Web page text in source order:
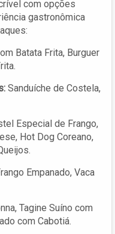
com opções
gastronômica
Batata Frita, Burguer
Sanduíche de Costela,
Especial de Frango,
Hot Dog Coreano,
Empanado, Vaca
Tagine Suíno com
com Cabotiá.